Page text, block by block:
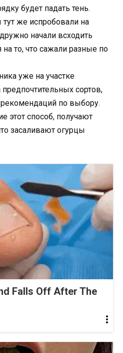
будет падать тень.
же испробовали на
начали всходить
то, что сажали разные по
уже на участке
сортов,
по выбору.
этот способ, получают
засаливают огурцы
Falls Off After The